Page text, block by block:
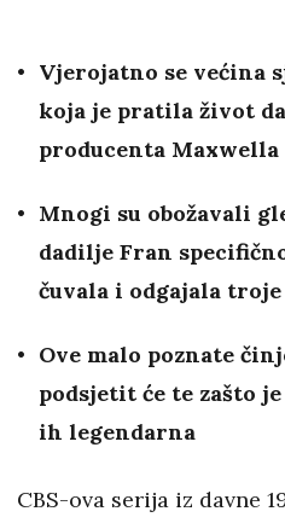
Vjerojatno se većina
koja je pratila život
producenta Maxwella
Mnogi su obožavali
dadilje Fran
čuvala i odgajala
Ove malo poznate
podsjetit će te zašto
ih legendarna
CBS-ova serija iz davne